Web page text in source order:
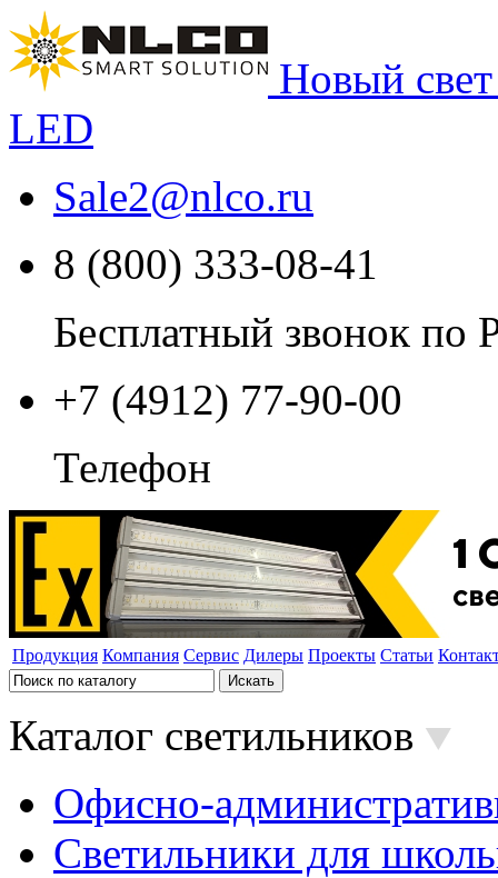
Новый
LED
Sale2@nlco.ru
8 (800) 333-08-41
Бесплатный звонок по
+7 (4912) 77-90-00
Телефон
Продукция Компания Сервис Дилеры Проекты Статьи
Каталог светильников
Офисно-
Светильники для